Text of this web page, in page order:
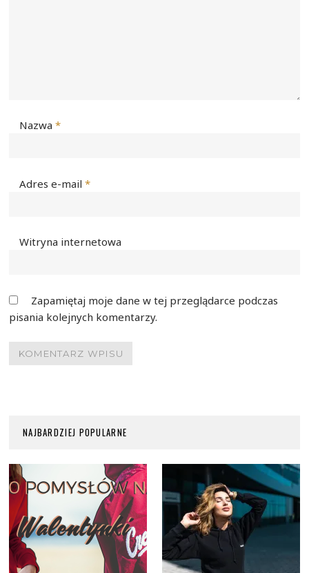
Nazwa*
Adres e-mail*
Witryna internetowa
Zapamiętaj moje dane w tej przeglądarce podczas
pisania kolejnych komentarzy.
NAJBARDZIEJ POPULARNE